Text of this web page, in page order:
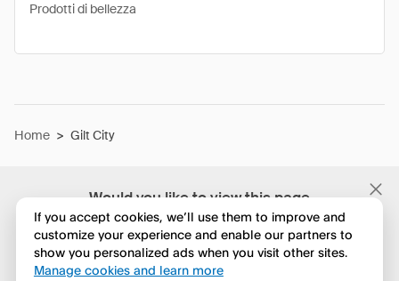
Would you like to view this page
in English?
No, continua a esplorare
Prodotti di bellezza
Home > Gilt City
If you accept cookies, we’ll use them to improve and
customize your experience and enable our partners to
show you personalized ads when you visit other sites.
Manage cookies and learn more